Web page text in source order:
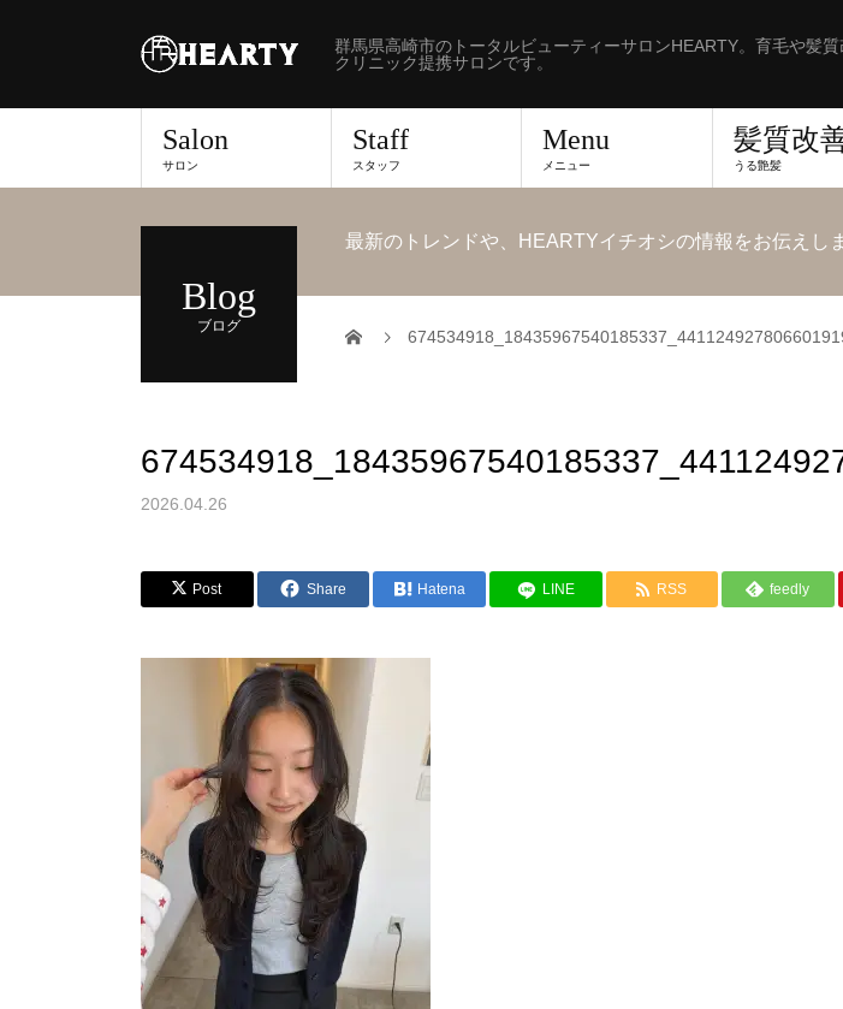
群馬県高崎市のトータルビューティーサロンHEARTY。育毛や髪
クリニック提携サロンです。
Salon
サロン
Staff
スタッフ
Menu
メニュー
髪質改
うる艶髪
Blog
ブログ
最新のトレンドや、HEARTYイチオシの情報をお伝えし
2026.04.26
Post Share Hatena LINE RSS feedly